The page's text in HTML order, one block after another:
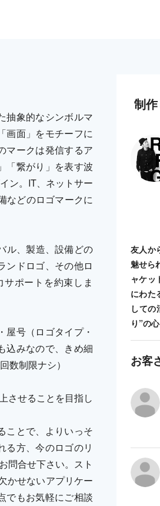
抽象的なシンボルマ
画面」をモチーフに
マークは発信するア
「繋がり」を表す波
ン。IT、ネットサー
などのロゴマークに
ル、製造、設備どの
ンドロゴ、その他ロ
ポートを約束しま
号（ロゴタイプ・
込みなので、きめ細
数制限ナシ）
させることを目指し
ことで、よりいっそ
る方、今のロゴのリ
問合せ下さい。スト
かせないアプリケー
でもお気軽にご相談
制
友人か
魅せら
ャケッ
にわた
しての
り”の
お客